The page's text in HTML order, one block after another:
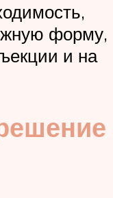
форму,
и на